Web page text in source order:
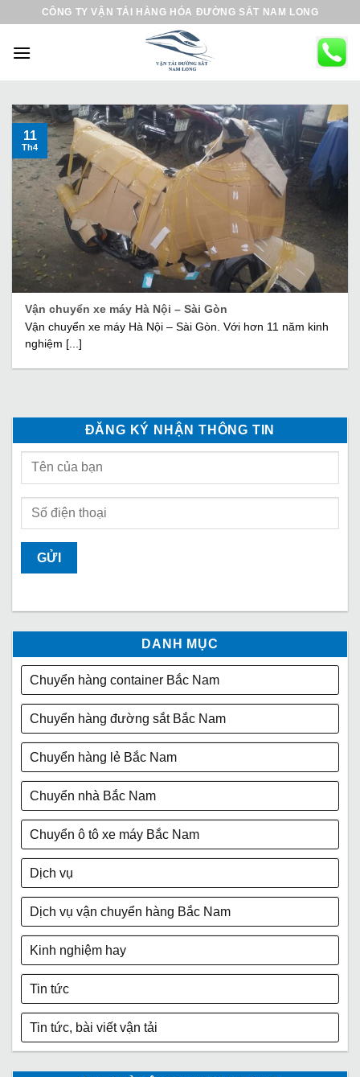
CÔNG TY VẬN TẢI HÀNG HÓA ĐƯỜNG SẮT NAM LONG
Vận chuyển xe máy Hà Nội – Sài Gòn
Vận chuyển xe máy Hà Nội – Sài Gòn. Với hơn 11 năm kinh
nghiệm [...]
11
Th4
ĐĂNG KÝ NHẬN THÔNG TIN
DANH MỤC
Chuyển hàng container Bắc Nam
Chuyển hàng đường sắt Bắc Nam
Chuyển hàng lẻ Bắc Nam
Chuyển nhà Bắc Nam
Chuyển ô tô xe máy Bắc Nam
Dịch vụ
Dịch vụ vận chuyển hàng Bắc Nam
Kinh nghiệm hay
Tin tức
Tin tức, bài viết vận tải